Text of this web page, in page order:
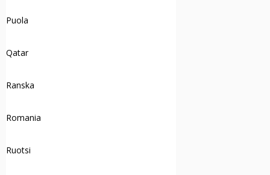
Puola
Qatar
Ranska
Romania
Ruotsi